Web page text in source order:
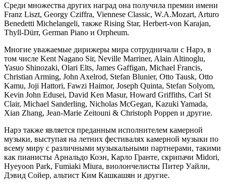
Среди множества других наград она получила премии имени
Franz Liszt, Georgy Cziffra, Viennese Classic, W.A.Mozart, Arturo
Benedetti Michelangeli, также Rising Star, Herbert-von Karajan,
Thyll-Dürr, German Piano и Orpheum.
Многие уважаемые дирижеры мира сотрудничали с Нарэ, в
том числе Kent Nagano Sir, Neville Marriner, Alain Altinoglu,
Yasuo Shinozaki, Olari Elts, James Gaffigan, Michael Francis,
Christian Arming, John Axelrod, Stefan Blunier, Otto Tausk, Otto
Kamu, Joji Hattori, Fawzi Haimor, Joseph Quinta, Stefan Solyom,
Kevin John Edusei, David Ken Masur, Howard Griffiths, Carl St
Clair, Michael Sanderling, Nicholas McGegan, Kazuki Yamada,
Xian Zhang, Jean-Marie Zeitouni & Christoph Poppen и другие.
Нарэ также является преданным исполнителем камерной
музыки, выступая на летних фестивалях камерной музыки по
всему миру с различными музыкальными партнерами, такими
как пианисты Арнальдо Коэн, Карло Гранте, скрипачи Midori,
Hyeyoon Park, Fumiaki Miura, виолончелисты Питер Уайли,
Дэвид Сойер, альтист Ким Кашкашян и другие.